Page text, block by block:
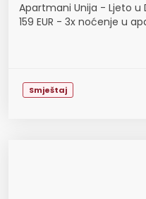
Apartmani Unija - Ljeto u
159 EUR - 3x noćenje u
Smještaj